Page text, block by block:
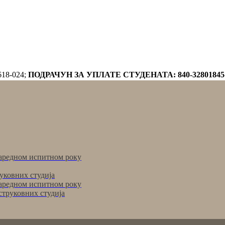
024; ПОДРАЧУН ЗА УПЛАТЕ СТУДЕНАТА: 840-
испитном року
студија
студија
испитном року